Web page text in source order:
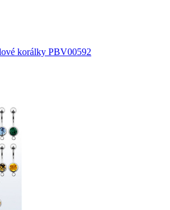
korálky PBV00592